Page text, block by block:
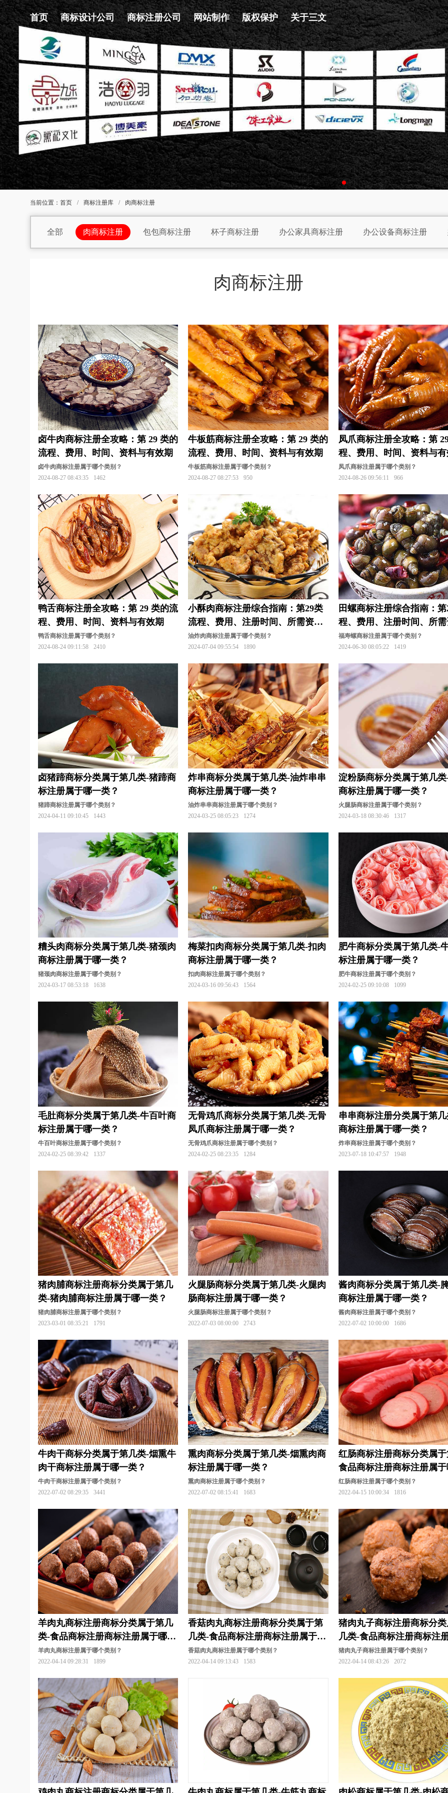
首页 商标设计公司 商标注册公司 网站制作 版权保护 关于三文
当前位置： 首页 / 商标注册库 / 肉商标注册
全部 肉商标注册 包包商标注册 杯子商标注册 办公家具商标注册 办公设备商标注册
电动工具商标注册 电池商标注册
教育商标注册 家具商标注册 建筑材料商标注册 家电商标注册 机器人商标注册 建筑商标
开关插座商标注册 卤味商标注册 面包商标注册 面粉商标注册 米商标注册 帽商标注册
农业商标注册 培训商标注册 烹饪商标注册 皮具商标注册 清洁商标注册 器商标注册
日用品商标注册 商标分类 食用油商标注册 速冻食品商标注册 水果商标注册 食品商标注
饰品商标注册 手套商标注册 手机商标注册 手表商标注册 摄影器材商标注册 调味品商标
卫生商标注册 袜商标注册 文具商标注册 卫浴商标注册 橡胶商标注册 靴商标注册
饮料商标注册 营养品商标注册 鱼商标注册 娱乐商标注册 医疗商标注册 运动商标注册
眼镜商标注册 游戏商标注册 婴儿用品商标注册 咨询商标注册 装饰商标注册 枕头商标注
珠宝首饰商标注册
肉商标注册
卤牛肉商标注册全攻略：第 29 类的
流程、费用、时间、资料与有效期
卤牛肉商标注册属于哪个类别？
2024-08-27 08:43:35 1462
牛板筋商标注册全攻略：第 29 类的
流程、费用、时间、资料与有效期
牛板筋商标注册属于哪个类别？
2024-08-27 08:27:53 950
凤爪商标注册全攻略：第
程、费用、时间、资料与
凤爪商标注册属于哪个类别？
2024-08-26 09:56:11 966
鸭舌商标注册全攻略：第 29 类的流
程、费用、时间、资料与有效期
鸭舌商标注册属于哪个类别？
2024-08-24 09:11:58 2410
小酥肉商标注册综合指南：第29类
流程、费用、注册时间、所需资
料、有效期
油炸肉商标注册属于哪个类别？
2024-07-04 09:55:54 1890
田螺商标注册综合指南：
程、费用、注册时间、所
有效期
福寿螺商标注册属于哪个类别？
2024-06-30 08:05:22 1419
卤猪蹄商标分类属于第几类-猪蹄商
标注册属于哪一类？
猪蹄商标注册属于哪个类别？
2024-04-11 09:10:45 1443
炸串商标分类属于第几类-油炸串串
商标注册属于哪一类？
油炸串串商标注册属于哪个类别？
2024-03-25 08:05:23 1274
淀粉肠商标分类属于第几
商标注册属于哪一类？
火腿肠商标注册属于哪个类别？
2024-03-18 08:30:46 1317
糟头肉商标分类属于第几类-猪颈肉
商标注册属于哪一类？
猪颈肉商标注册属于哪个类别？
2024-03-17 08:53:18 1638
梅菜扣肉商标分类属于第几类-扣肉
商标注册属于哪一类？
扣肉商标注册属于哪个类别？
2024-03-16 09:56:43 1564
肥牛商标分类属于第几类-
标注册属于哪一类？
肥牛商标注册属于哪个类别？
2024-02-25 09:10:08 1099
毛肚商标分类属于第几类-牛百叶商
标注册属于哪一类？
牛百叶商标注册属于哪个类别？
2024-02-25 08:39:42 1337
无骨鸡爪商标分类属于第几类-无骨
凤爪商标注册属于哪一类？
无骨鸡爪商标注册属于哪个类别？
2024-02-25 08:23:35 1284
串串商标注册分类属于第
商标注册属于哪一类？
炸串商标注册属于哪个类别？
2023-07-18 10:47:57 1948
猪肉脯商标注册商标分类属于第几
类-猪肉脯商标注册属于哪一类？
猪肉脯商标注册属于哪个类别？
2023-03-01 08:35:21 1791
火腿肠商标分类属于第几类-火腿肉
肠商标注册属于哪一类？
火腿肠商标注册属于哪个类别？
2022-07-03 08:00:00 2743
酱肉商标分类属于第几类-
商标注册属于哪一类？
酱肉商标注册属于哪个类别？
2022-07-02 10:00:00 1686
牛肉干商标分类属于第几类-烟熏牛
肉干商标注册属于哪一类？
牛肉干商标注册属于哪个类别？
2022-07-02 08:29:35 3441
熏肉商标分类属于第几类-烟熏肉商
标注册属于哪一类？
熏肉商标注册属于哪个类别？
2022-07-02 08:15:41 1683
红肠商标注册商标分类属
食品商标注册商标注册属
类？
红肠商标注册属于哪个类别？
2022-04-15 10:00:34 1816
羊肉丸商标注册商标分类属于第几
类-食品商标注册商标注册属于哪一
类？
羊肉丸商标注册属于哪个类别？
2022-04-14 09:28:31 1899
香菇肉丸商标注册商标分类属于第
几类-食品商标注册商标注册属于哪
一类？
香菇肉丸商标注册属于哪个类别？
2022-04-14 09:13:43 1583
猪肉丸子商标注册商标分
几类-食品商标注册商标注
一类？
猪肉丸子商标注册属于哪个类别？
2022-04-14 08:43:26 2072